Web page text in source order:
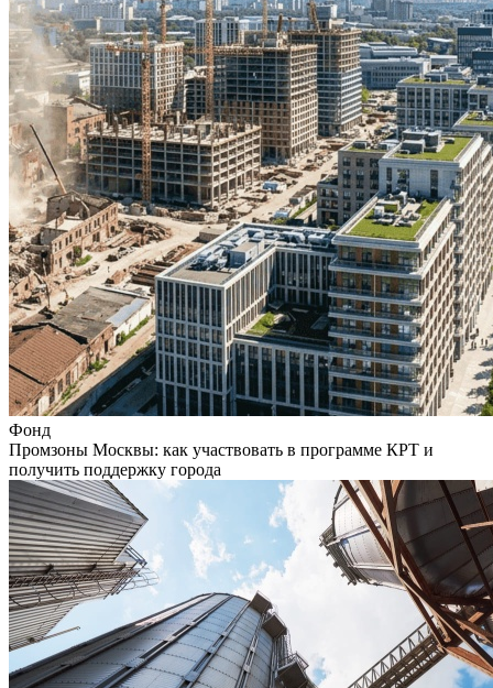
Фонд
Промзоны Москвы: как участвовать в программе КРТ и
получить поддержку города